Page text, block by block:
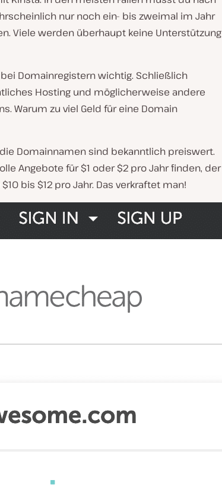
nur noch ein- bis zweimal im Jahr
Viele werden überhaupt keine Unterstützung
Domainregistern wichtig. Schließlich
Hosting und möglicherweise andere
Warum zu viel Geld für eine Domain
Domainnamen sind bekanntlich preiswert.
Angebote für $1 oder $2 pro Jahr finden, der
bis $12 pro Jahr. Das verkraftet man!